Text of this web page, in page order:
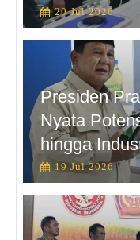
20 Jul 2026
Presiden
Nyata
hingga
19 Jul 2026